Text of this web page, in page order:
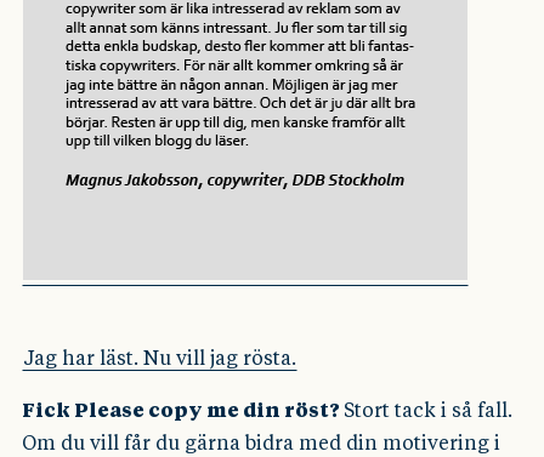
Jag har läst. Nu vill jag rösta.
Fick Please copy me din röst? Stort tack i så fall.
Om du vill får du gärna bidra med din motivering i